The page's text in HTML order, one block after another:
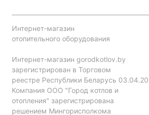
Интернет-магазин
отопительного оборудования
Интернет-магазин gorodkotlov.by
зарегистрирован в Торговом
реестре Республики Беларусь
Компания ООО "Город котлов и
отопления" зарегистрирована
решением Мингорисполкома